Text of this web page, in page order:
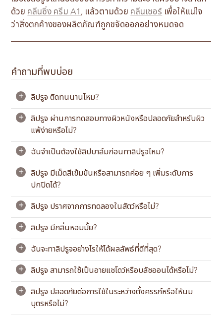
ด้วยคลีนซิ่ง ครีม A1, แล้วตามด้วยคลีนเซอร์เพื่อให้แน่ใจ
ว่าสิ่งตกค้างของผลิตภัณฑ์ถูกขจัดออกอย่างหมดจด
คำถามที่พบบ่อย
+ ลิปรูจ ติดทนนานไหม?
ลิปรูจแม้จะไม่ได้ติดทนนาน แต่ให้การปกปิดแบบแมตต์ที่
ยาวนาน เราแนะนำให้ทาซ้ำหลังมื้ออาหาร หรือตามต้องการ
เพื่อเติมความสดชื่นให้กับลุคของคุณ
+
ลิปรูจ ผ่านการทดสอบทางผิวหนังหรือปลอดภัยสำหรับผิว
แพ้ง่ายหรือไม่?
ลิปรูจผ่านการทดสอบทางผิวหนังแล้วและคิดค้นสูตรอย่าง
พิถีพิถันเพื่อให้อ่อนโยนและไม่ระคายเคือง จึงเหมาะสำหรับริม
ฝีปากที่บอบบาง
แม้ว่าจะปลอดภัยสำหรับผิวแพ้ง่าย แต่เราขอแนะนำให้ทดสอบ
การแพ้ก่อนใช้ หยุดใช้หากเกิดอาการระคายเคือง
+ ฉันจำเป็นต้องใช้ลิปบาล์มก่อนทาลิปรูจไหม?
ลิปรูจประกอบด้วยส่วนผสมสำคัญอย่างน้ำมันเมล็ดโจโจ้บา
น้ำมันมะพร้าว และโซเดียมไฮยาลูโรเนต ที่ช่วยบำรุงริมฝีปาก
ให้ชุ่มชื้น
สำหรับผู้ที่มีริมฝีปากแห้ง เราขอแนะนำให้ทาคอนดิชั่นนิ่ง ลิป
บัทเตอร์บำรุงริมฝีปากก่อนใช้ลิปรูจ เพื่อผลลัพธ์ริมฝีปาก
เนียนนุ่มชุ่มชื้น
+
ลิปรูจ มีเม็ดสีเข้มข้นหรือสามารถค่อย ๆ เพิ่มระดับการ
ปกปิดได้?
ใช่แล้ว ลิปรูจได้รับการคิดค้นสูตรด้วยเม็ดสีที่มีความเข้มข้นสูง
ซึ่งมอบสีสันสดใสด้วยการทาเพียงครั้งเดียว
+ ลิปรูจ ปราศจากการทดลองในสัตว์หรือไม่?
เราไม่ได้ทำการทดลองในสัตว์ด้วยตัวเอง อย่างไรก็ตาม เราไม่
ได้ระบุว่าผลิตภัณฑ์ของเราเป็นผลิตภัณฑ์ที่ปราศจากการ
ทดลองในสัตว์ (cruelty-free) เนื่องจากในบางกรณี กฎหมาย
และข้อบังคับของแต่ละภูมิภาคอาจกำหนดให้ต้องมีการแสดง
หลักฐานความปลอดภัยของผลิตภัณฑ์ ซึ่งอาจรวมถึงการ
ทดสอบในสัตว์
+ ลิปรูจ มีกลิ่นหอมมั้ย?
ลิปรูจมีกลิ่นโกโก้เข้มข้น ผสมผสานกับกลิ่นวานิลลาและครีม
อ่อนๆ เพื่อประสบการณ์กลิ่นหอมอันอบอุ่นและผ่อนคลาย
+ ฉันจะทาลิปรูจอย่างไรให้ได้ผลลัพธ์ที่ดีที่สุด?
เพื่อผลลัพธ์ที่ดีที่สุด ควรเริ่มต้นด้วยการขัดริมฝีปากเบาๆ ด้วย
มิราโกล เฟชเพื่อขจัดเซลล์ผิวที่ตายแล้ว บำรุงริมฝีปากด้วย
คอนดิชั่นนิ่ง ลิป บัทเตอร์ก่อนซับส่วนเกินออกเพื่อให้ริมฝีปาก
เรียบเนียน
+ ลิปรูจ สามารถใช้เป็นอายแชโดว์หรือบลัชออนได้หรือไม่?
ลิปรูจสามารถใช้เป็นบลัชออนเพื่อเติมสีสันให้พวงแก้มดูเป็น
ธรรมชาติ อย่างไรก็ตาม เราไม่แนะนำให้ใช้เป็นอายแชโดว์
เนื่องจากบริเวณรอบดวงตาที่บอบบางมีข้อกำหนดด้านความ
+
ลิปรูจ ปลอดภัยต่อการใช้ในระหว่างตั้งครรภ์หรือให้นม
บุตรหรือไม่?